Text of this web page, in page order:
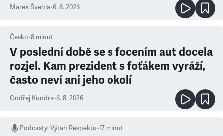
Marek Švehla•6. 8. 2026
Česko•8 minut
V poslední době se s focením aut docela
rozjel. Kam prezident s foťákem vyráží,
často neví ani jeho okolí
Ondřej Kundra•6. 8. 2026
Podcasty:Výtah Respektu•17 minut